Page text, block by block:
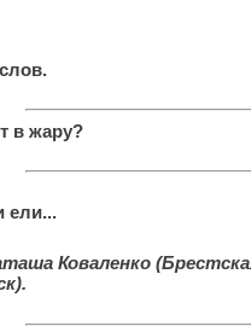
в жару?
ели...
Коваленко